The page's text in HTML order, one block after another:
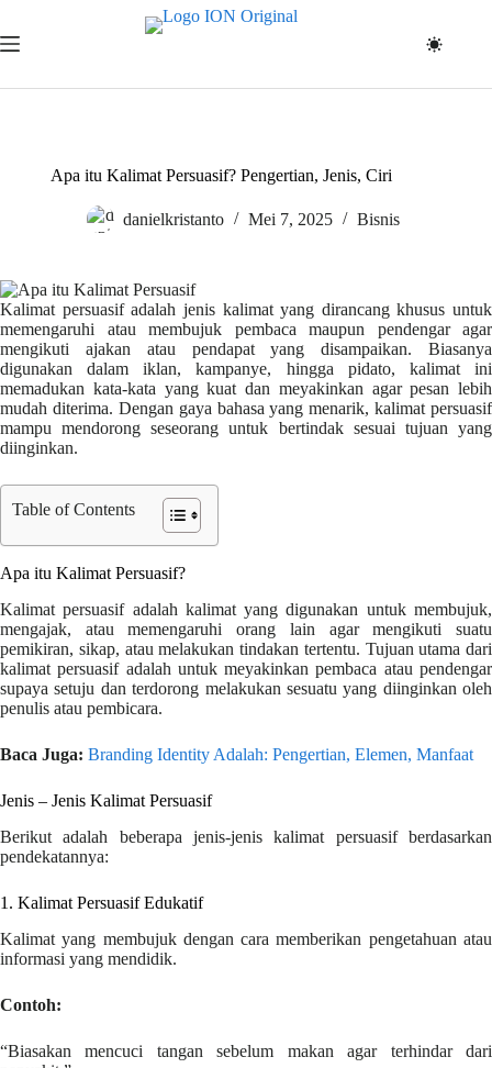
content
Apa itu Kalimat Persuasif? Pengertian, Jenis, Ciri
danielkristanto Mei 7, 2025 Bisnis
Kalimat persuasif adalah jenis kalimat yang dirancang khusus untuk
memengaruhi atau membujuk pembaca maupun pendengar agar
mengikuti ajakan atau pendapat yang disampaikan. Biasanya
digunakan dalam iklan, kampanye, hingga pidato, kalimat ini
memadukan kata-kata yang kuat dan meyakinkan agar pesan lebih
mudah diterima. Dengan gaya bahasa yang menarik, kalimat persuasif
mampu mendorong seseorang untuk bertindak sesuai tujuan yang
diinginkan.
Table of Contents
Apa itu Kalimat Persuasif?
Kalimat persuasif adalah kalimat yang digunakan untuk membujuk,
mengajak, atau memengaruhi orang lain agar mengikuti suatu
pemikiran, sikap, atau melakukan tindakan tertentu. Tujuan utama dari
kalimat persuasif adalah untuk meyakinkan pembaca atau pendengar
supaya setuju dan terdorong melakukan sesuatu yang diinginkan oleh
penulis atau pembicara.
Baca Juga: Branding Identity Adalah: Pengertian, Elemen, Manfaat
Jenis – Jenis Kalimat Persuasif
Berikut adalah beberapa jenis-jenis kalimat persuasif berdasarkan
pendekatannya:
1. Kalimat Persuasif Edukatif
Kalimat yang membujuk dengan cara memberikan pengetahuan atau
informasi yang mendidik.
Contoh:
“Biasakan mencuci tangan sebelum makan agar terhindar dari